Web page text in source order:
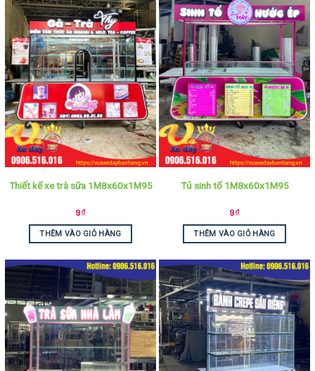
Thiết kế xe trà sữa 1M8x60x1M95
9₫
THÊM VÀO GIỎ HÀNG
Tủ sinh tố 1M8x60x1M95
9₫
THÊM VÀO GIỎ HÀNG